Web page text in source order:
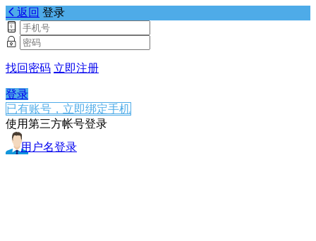
返回 登录
找回密码 立即注册
登录
已有账号，立即绑定手机
使用第三方帐号登录
用户名登录